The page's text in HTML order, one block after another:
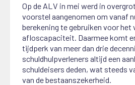
Op de ALV in mei werd in
voorstel aangenomen om vanaf
berekening te gebruiken voor het
afloscapaciteit. Daarmee komt er
tijdperk van meer dan drie
schuldhulpverleners altijd een
schuldeisers deden, wat steeds
van de bestaanszekerheid.